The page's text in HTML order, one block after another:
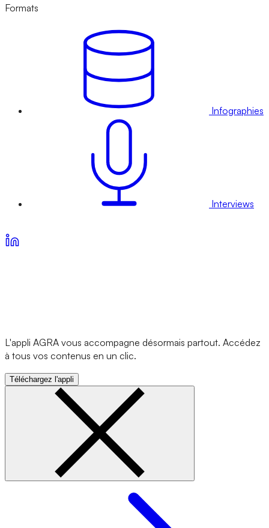
Formats
Infographies
Interviews
L'appli AGRA vous accompagne désormais partout. Accédez
à tous vos contenus en un clic.
Téléchargez l'appli